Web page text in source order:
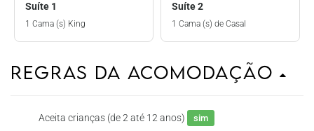
Suíte 1
1 Cama (s) King
Suíte 2
1 Cama (s) de Casal
Regras da Acomodação
Aceita crianças (de 2 até 12 anos) sim